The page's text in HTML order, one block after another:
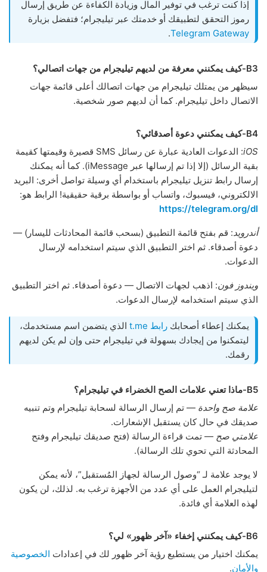
إذا كنت ترغب في توفير المال وزيادة الكفاءة عن طريق إرسال
رموز التحقق لتطبيقك أو خدمتك عبر تيليجرام؛ فتفضل بزيارة
Telegram Gateway
.
B3-كيف يمكنني معرفة من لديهم تيليجرام من جهات اتصالي؟
سيظهر من يمتلك تيليجرام من جهات اتصالك أعلى قائمة جهات
الاتصال داخل تيليجرام. كما أن لديهم صور شخصية.
B4-كيف يمكنني دعوة أصدقائي؟
iOS
: الدعوات العادية عبارة عن رسائل SMS قصيرة وقيمتها كقيمة
بقية الرسائل (إلا إذا تم إرسالها عبر iMessage). كما أنه يمكنك
إرسال رابط تنزيل تيليجرام باستخدام أي وسيلة تواصل أخرى: البريد
الالكتروني، فيسبوك، واتساب أو بواسطة برقية حقيقية! الرابط هو:
https://telegram.org/dl
أندرويد: قم بفتح قائمة التطبيق (بسحب قائمة المحادثات لليسار) —
دعوة أصدقاء. ثم اختر التطبيق الذي سيتم استخدامه لإرسال
الدعوات.
ويندوز فون: اذهب لجهات الاتصال — دعوة أصدقاء. ثم اختر التطبيق
الذي سيتم استخدامه لإرسال الدعوات.
يمكنك إعطاء أصحابك رابط t.me
الذي يتضمن اسم مستخدمك،
ليتمكنوا من إيجادك بسهولة في تيليجرام حتى وإن لم يكن لديهم
رقمك.
B5-ماذا تعني علامات الصح الخضراء في تيليجرام؟
علامة صح واحدة — تم إرسال الرسالة لسحابة تيليجرام وتم تنبيه
صديقك في حال كان يستقبل الإشعارات.
علامتي صح — تمت قراءة الرسالة (فتح صديقك تيليجرام وفتح
المحادثة التي تحوي تلك الرسالة).
لا يوجد علامة لـ “وصول الرسالة لجهاز المُستقبل”، لأنه يمكن
لتيليجرام العمل على أي عدد من الأجهزة ترغب به. لذلك، لن يكون
لهذه العلامة أي فائدة.
B6-كيف يمكنني إخفاء «آخر ظهور» لي؟
يمكنك اختيار من يستطيع رؤية آخر ظهور لك في إعدادات الخصوصية
والأمان.